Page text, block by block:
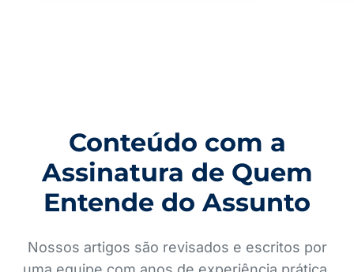
Conteúdo com a
Assinatura de Quem
Entende do Assunto
Nossos artigos são revisados e escritos por